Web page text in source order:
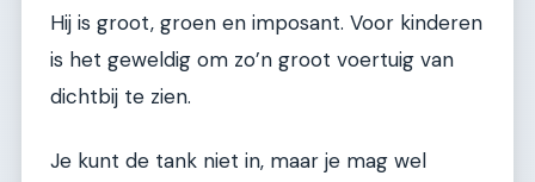
Hij is groot, groen en imposant. Voor kinderen
is het geweldig om zo’n groot voertuig van
dichtbij te zien.
Je kunt de tank niet in, maar je mag wel